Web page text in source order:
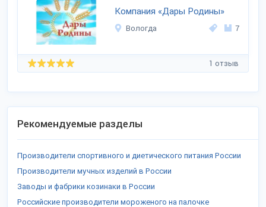
Компания «Дары Родины»
Вологда 7
1 отзыв
Рекомендуемые разделы
Производители спортивного и диетического питания России
Производители мучных изделий в России
Заводы и фабрики козинаки в России
Российские производители мороженого на палочке